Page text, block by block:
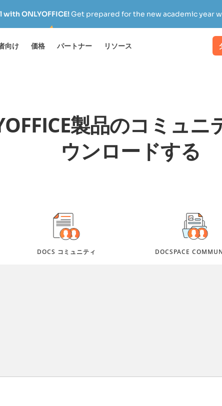
ONLYOFFICE!Get prepared for the new academic year
向け 価格 パートナー リソース
製品のコミュニ
ウンロードする
DOCS コミュニティ DOCSPACE